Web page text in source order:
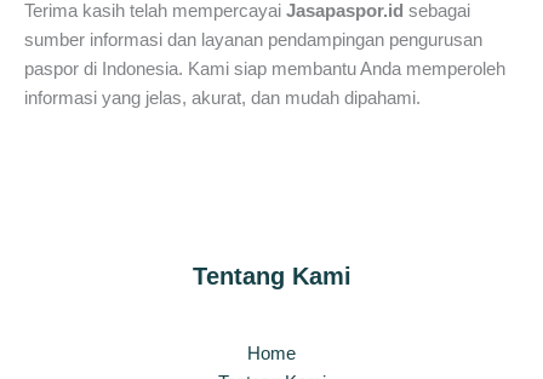
Terima kasih telah mempercayai Jasapaspor.id sebagai
sumber informasi dan layanan pendampingan pengurusan
paspor di Indonesia. Kami siap membantu Anda memperoleh
informasi yang jelas, akurat, dan mudah dipahami.
Tentang Kami
Home